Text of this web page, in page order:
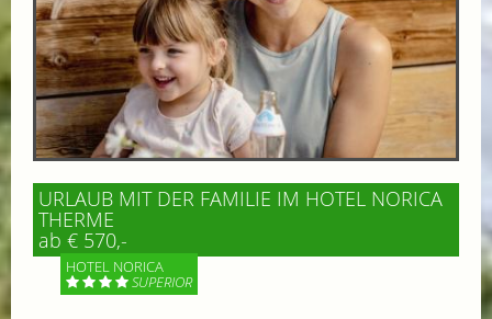
URLAUB MIT DER FAMILIE IM HOTEL NORICA
THERME
ab € 570,-
HOTEL NORICA
SUPERIOR